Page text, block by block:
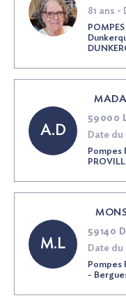
81 ans -
A.D
59000
Date du
Pompes
M.L
59140
Date du
Pompes
-